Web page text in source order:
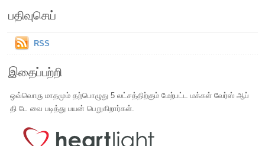
பதிவுசெய்
RSS
இதைப்பற்றி
ஒவ்வொரு மாதமும் தற்பொழுது 5 லட்சத்திற்கும் மேற்பட்ட மக்கள் வேர்ஸ் ஆப்
தி டே வை படித்து பயன் பெறுகிறார்கள்.